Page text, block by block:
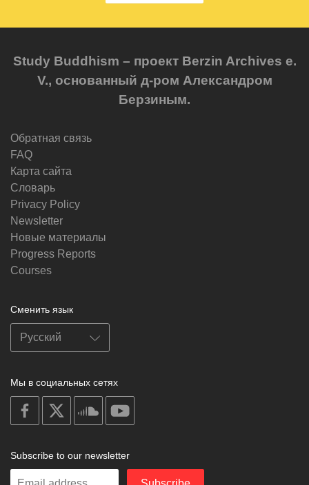
Study Buddhism – проект Berzin Archives e.
V., основанный д-ром Александром
Берзиным.
Обратная связь
FAQ
Карта сайта
Словарь
Privacy Policy
Newsletter
Новые материалы
Progress Reports
Courses
Сменить язык
Мы в социальных сетях
on
facebook
soundcloud
Subscribe to our newsletter
Enter